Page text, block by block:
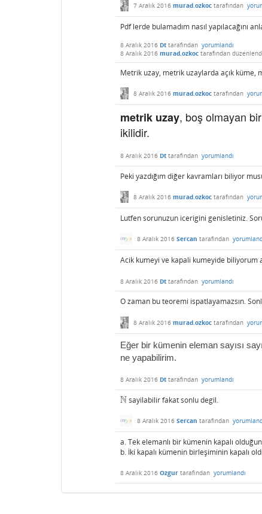
7 Aralık 2016 murad.ozkoc tarafından
Pdf lerde bulamadım nasıl yapılacağını
8 Aralık 2016 Dt tarafından yorumlandı
8 Aralık 2016 murad.ozkoc tarafından
Metrik uzay, metrik uzaylarda açık küme,
8 Aralık 2016 murad.ozkoc tarafından
metrik uzay, boş olmayan
ikilidir.
8 Aralık 2016 Dt tarafından yorumlandı
Peki yazdığım diğer kavramları biliyor
8 Aralık 2016 murad.ozkoc tarafından
Lutfen sorunuzun icerigini genisletiniz.
8 Aralık 2016 Sercan tarafından
Acik kumeyi ve kapali kumeyide
8 Aralık 2016 Dt tarafından yorumlandı
O zaman bu teoremi ispatlayamazsın.
8 Aralık 2016 murad.ozkoc tarafından
Eğer bir kümenin eleman sayısı
ne yapabilirim.
8 Aralık 2016 Dt tarafından yorumlandı
N
N sayilabilir fakat sonlu degil.
8 Aralık 2016 Sercan tarafından
a. Tek elemanlı bir kümenin kapalı
b. İki kapalı kümenin birleşiminin kapalı
8 Aralık 2016 Ozgur tarafından yorumlandı